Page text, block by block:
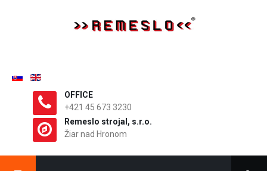
OFFICE
+421 45 673 3230
Remeslo strojal, s.r.o.
Žiar nad Hronom